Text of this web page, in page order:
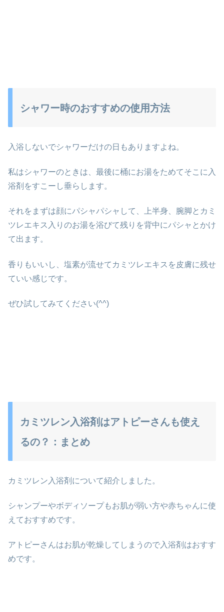
シャワー時のおすすめの使用方法
入浴しないでシャワーだけの日もありますよね。
私はシャワーのときは、最後に桶にお湯をためてそこに入
浴剤をすこーし垂らします。
それをまずは顔にパシャパシャして、上半身、腕脚とカミ
ツレエキス入りのお湯を浴びて残りを背中にパシャとかけ
て出ます。
香りもいいし、塩素が流せてカミツレエキスを皮膚に残せ
ていい感じです。
ぜひ試してみてください(^^)
カミツレン入浴剤はアトピーさんも使え
るの？：まとめ
カミツレン入浴剤について紹介しました。
シャンプーやボディソープもお肌が弱い方や赤ちゃんに使
えておすすめです。
アトピーさんはお肌が乾燥してしまうので入浴剤はおすす
めです。